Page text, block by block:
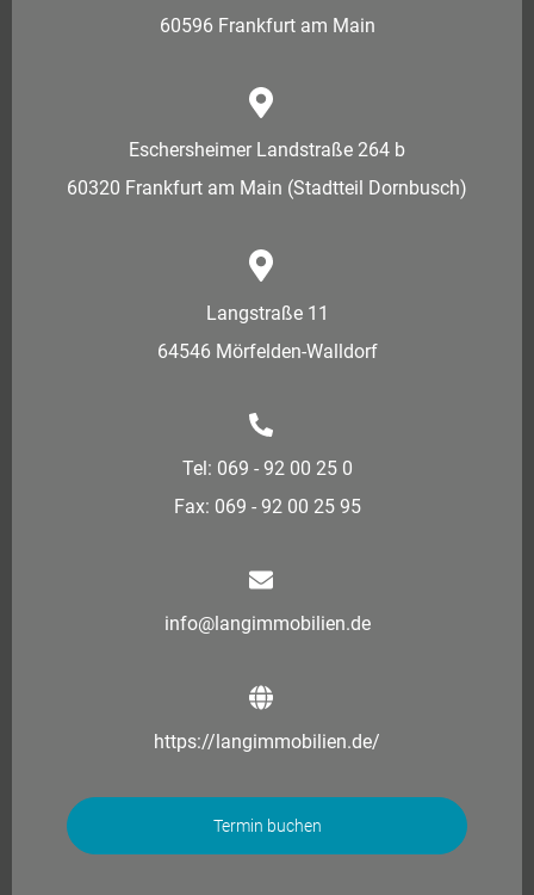
60596 Frankfurt am Main
Eschersheimer Landstraße 264 b
60320 Frankfurt am Main (Stadtteil Dornbusch)
Langstraße 11
64546 Mörfelden-Walldorf
Tel: 069 - 92 00 25 0
Fax: 069 - 92 00 25 95
info@langimmobilien.de
https://langimmobilien.de/
Termin buchen